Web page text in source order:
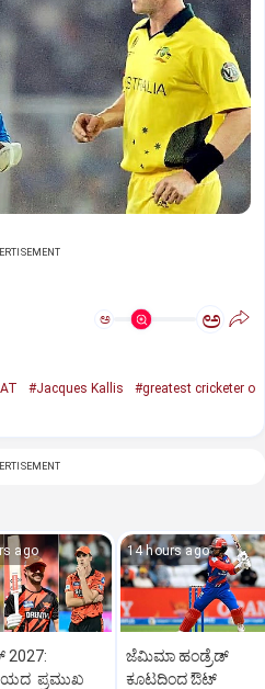
ಅ ಅ
#Jacques Kallis
#greatest cricketer o
ago
ಪ್ರಮುಖ
14 hours ago
ಜೆಮಿಮಾ ಹಂಡ್ರೆಡ್‌
ಕೂಟದಿಂದ ಔಟ್‌